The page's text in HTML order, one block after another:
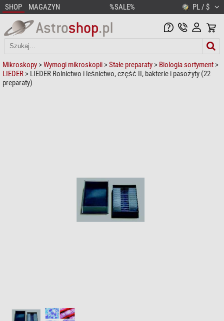
SHOP MAGAZYN %SALE% PL / $
Mikroskopy >Wymogi mikroskopii >Stałe preparaty > Biologia sortyment >
LIEDER > LIEDER Rolnictwo i leśnictwo, część II, bakterie i pasożyty (22
preparaty)